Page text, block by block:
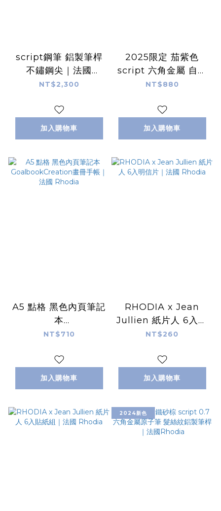
script鋼筆 鋁製筆桿
不鏽鋼尖｜法國
Rhodia
NT$2,300
加入購物車
2025限定 茄紫色
script 六角金屬 自動
鉛筆/原子筆 髮絲紋鋁
NT$880
加入購物車
A5 點格 黑色內頁筆記
本
GoalbookCreation
Rhodia
NT$710
加入購物車
RHODIA x Jean
Jullien 紙片人 6入明
信片｜法國 Rhodia
NT$260
加入購物車
2024新色